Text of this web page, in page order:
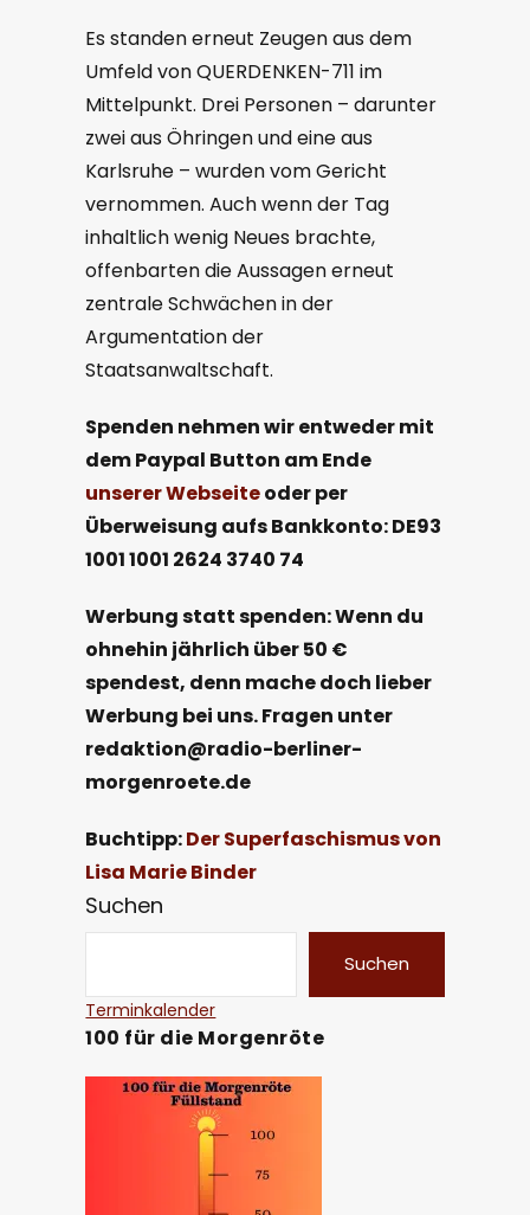
Es standen erneut Zeugen aus dem
Umfeld von QUERDENKEN-711 im
Mittelpunkt. Drei Personen – darunter
zwei aus Öhringen und eine aus
Karlsruhe – wurden vom Gericht
vernommen. Auch wenn der Tag
inhaltlich wenig Neues brachte,
offenbarten die Aussagen erneut
zentrale Schwächen in der
Argumentation der
Staatsanwaltschaft.
Spenden nehmen wir entwedermit
demPaypal Button am Ende
unsererWebseiteoder per
Überweisung aufs Bankkonto: DE93
1001 1001 2624 3740 74
Werbung statt spenden: Wenn du
ohnehin jährlich über 50 €
spendest, denn mache doch lieber
Werbung bei uns. Fragen unter
redaktion@radio-berliner-
morgenroete.de
Buchtipp:Der Superfaschismus von
Lisa Marie Binder
Suchen
Suchen
Terminkalender
100 für die Morgenröte